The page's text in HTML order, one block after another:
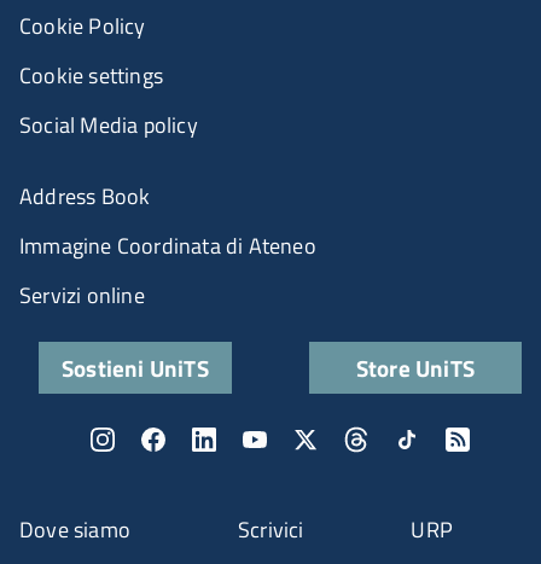
Dove siamo Scrivici URP
Cookie Policy
Cookie settings
Social Media policy
Address Book
Immagine Coordinata di Ateneo
Servizi online
Sostieni UniTS Store UniTS